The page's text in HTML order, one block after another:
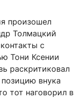
произошел
Толмацкий
с
Тони Ксении
раскритиковал
внука
тот наговорил в